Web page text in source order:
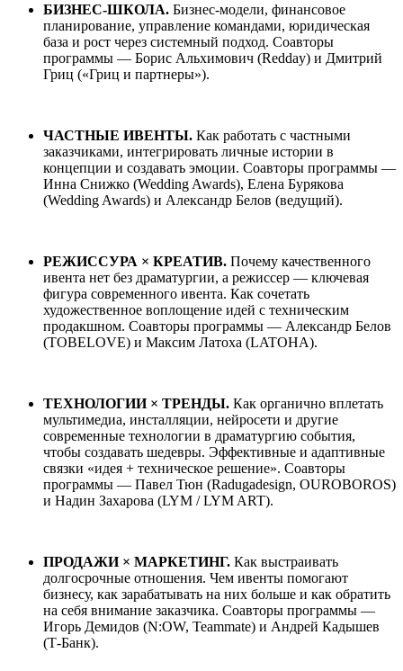
БИЗНЕС-ШКОЛА. Бизнес-модели, финансовое
планирование, управление командами, юридическая
база и рост через системный подход. Соавторы
программы — Борис Альхимович (Redday) и Дмитрий
Гриц («Гриц и партнеры»).
ЧАСТНЫЕ ИВЕНТЫ. Как работать с частными
заказчиками, интегрировать личные истории в
концепции и создавать эмоции. Соавторы программы —
Инна Снижко (Wedding Awards), Елена Бурякова
(Wedding Awards) и Александр Белов (ведущий).
РЕЖИССУРА × КРЕАТИВ. Почему качественного
ивента нет без драматургии, а режиссер — ключевая
фигура современного ивента. Как сочетать
художественное воплощение идей с техническим
продакшном. Соавторы программы — Александр Белов
(TOBELOVE) и Максим Латоха (LATOHA).
ТЕХНОЛОГИИ × ТРЕНДЫ. Как органично вплетать
мультимедиа, инсталляции, нейросети и другие
современные технологии в драматургию события,
чтобы создавать шедевры. Эффективные и адаптивные
связки «идея + техническое решение». Соавторы
программы — Павел Тюн (Radugadesign, OUROBOROS)
и Надин Захарова (LYM / LYM ART).
ПРОДАЖИ × МАРКЕТИНГ. Как выстраивать
долгосрочные отношения. Чем ивенты помогают
бизнесу, как зарабатывать на них больше и как обратить
на себя внимание заказчика. Соавторы программы —
Игорь Демидов (N:OW, Teammate) и Андрей Кадышев
(Т-Банк).